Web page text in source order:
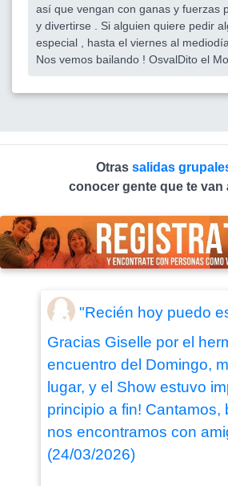
así que vengan con ganas y fuerzas
y divertirse . Si alguien quiere pedir
especial , hasta el viernes al
Nos vemos bailando ! OsvalDito el
Otras salidas
conocer gente que te van
"Recién hoy puedo
Gracias Giselle por el
encuentro del Domingo,
lugar, y el Show estuvo
principio a fin! Cantamos,
nos encontramos con
(24/03/2026)